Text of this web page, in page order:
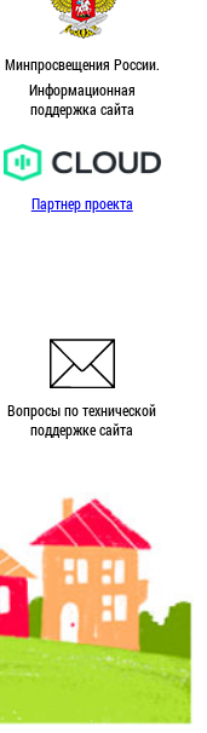
Минпросвещения России.
Информационная
поддержка сайта
Партнер проекта
Вопросы по технической
поддержке сайта